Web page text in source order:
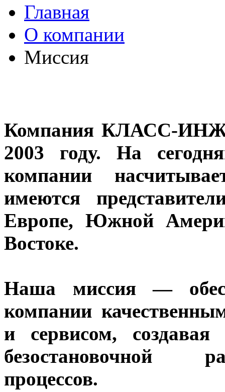
Главная
О компании
Миссия
Компания КЛАСС-
2003 году. На
компании
имеются
Европе, Южной
Востоке.
Наша миссия —
компании
и сервисом,
безостановочной
процессов.